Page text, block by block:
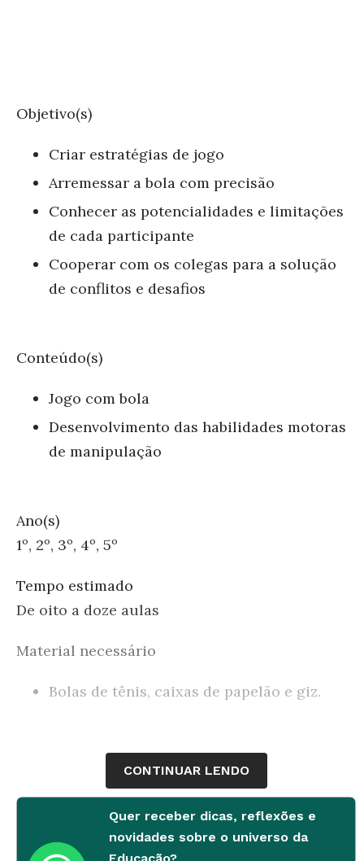
Objetivo(s)
Criar estratégias de jogo
Arremessar a bola com precisão
Conhecer as potencialidades e limitações
de cada participante
Cooperar com os colegas para a solução
de conflitos e desafios
Conteúdo(s)
Jogo com bola
Desenvolvimento das habilidades motoras
de manipulação
Ano(s)
1º, 2º, 3º, 4º, 5º
Tempo estimado
De oito a doze aulas
Material necessário
Bolas de tênis, caixas de papelão e giz.
Desenvolvimento
Proponha que os alunos pratiquem o jogo do
CONTINUAR LENDO
Quer receber dicas, reflexões e
novidades sobre o universo da